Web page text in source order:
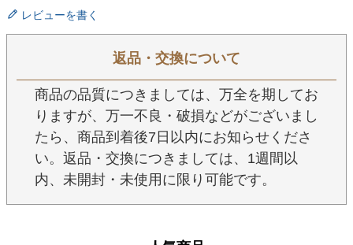
レビューを書く
返品・交換について
商品の品質につきましては、万全を期してお
りますが、万一不良・破損などがございまし
たら、商品到着後7日以内にお知らせくださ
い。返品・交換につきましては、1週間以
内、未開封・未使用に限り可能です。